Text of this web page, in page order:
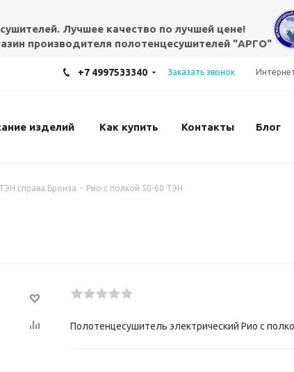
Лучшее качество по лучшей цене!
производителя полотенцесушителей "АРГО"
+7 4997533340 Заказать звонок
изделий Как купить Контакты Блог
справа Бронза - Рио с полкой 50-60 ТЭН
Полотенцесушитель электрический Рио с